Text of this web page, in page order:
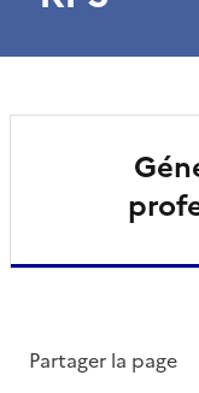
Partager la page